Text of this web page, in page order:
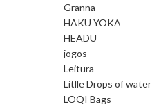
Granna
HAKU YOKA
HEADU
jogos
Leitura
Litlle Drops of water
LOQI Bags